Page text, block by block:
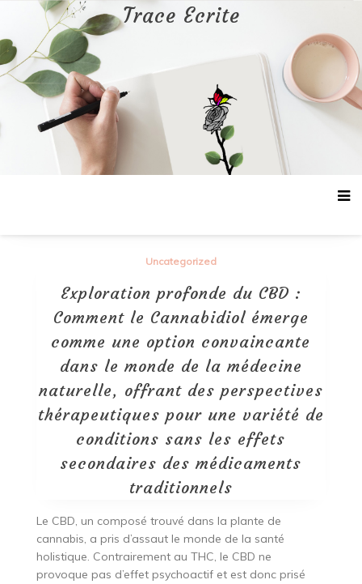
contenu
Trace Ecrite
Uncategorized
Exploration profonde du CBD :
Comment le Cannabidiol émerge
comme une option convaincante
dans le monde de la médecine
naturelle, offrant des perspectives
thérapeutiques pour une variété de
conditions sans les effets
secondaires des médicaments
traditionnels
Le CBD, un composé trouvé dans la plante de
cannabis, a pris d’assaut le monde de la santé
holistique. Contrairement au THC, le CBD ne
provoque pas d’effet psychoactif et est donc prisé